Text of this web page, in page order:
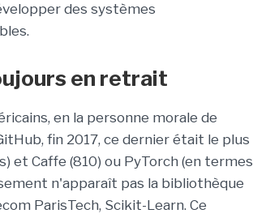
des systèmes
en retrait
en la personne morale de
fin 2017, ce dernier était le plus
et Caffe (810) ou PyTorch (en termes
n'apparaît pas la bibliothèque
ParisTech, Scikit-Learn. Ce